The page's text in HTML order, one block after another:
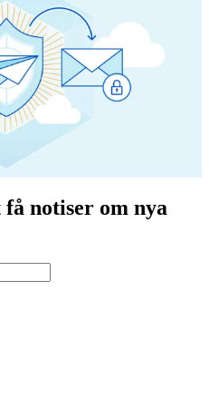
notiser om nya